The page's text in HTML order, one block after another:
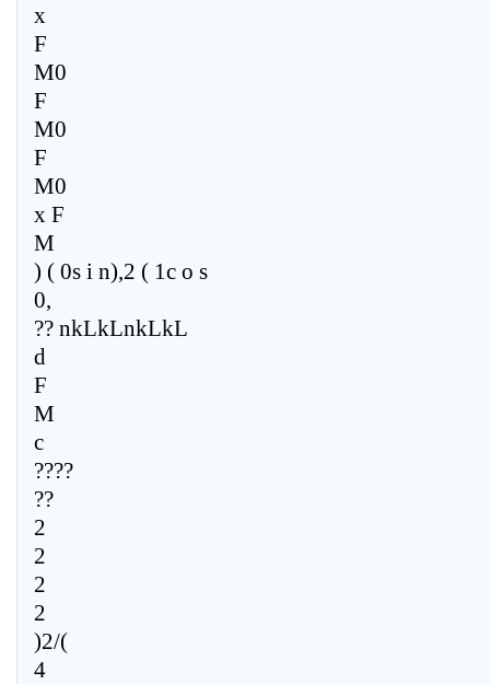
x
F
M0
F
M0
F
M0
x F
M
) ( 0s i n),2 ( 1c o s
0,
?? nkLkLnkLkL
d
F
M
c
????
??
2
2
2
2
)2/(
4